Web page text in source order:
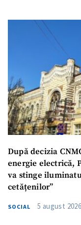
După decizia
energie electrică,
va stinge
cetățenilor”
SOCIAL 5 august